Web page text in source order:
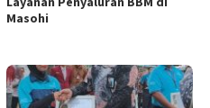
Masohi